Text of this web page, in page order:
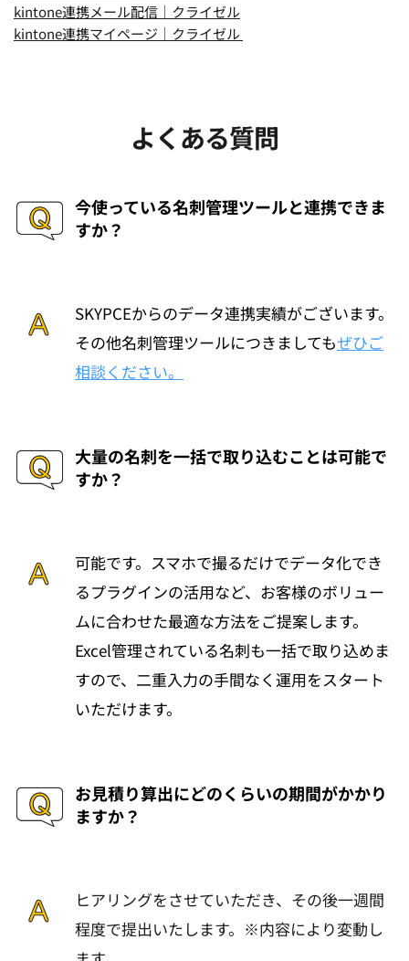
kintone連携メール配信｜クライゼル
kintone連携マイページ｜クライゼル
よくある質問
今使っている名刺管理ツールと連携できま
すか？
SKYPCEからのデータ連携実績がございます。
その他名刺管理ツールにつきましてもぜひご
相談ください。
大量の名刺を一括で取り込むことは可能で
すか？
可能です。スマホで撮るだけでデータ化でき
るプラグインの活用など、お客様のボリュー
ムに合わせた最適な方法をご提案します。
Excel管理されている名刺も一括で取り込めま
すので、二重入力の手間なく運用をスタート
いただけます。
お見積り算出にどのくらいの期間がかかり
ますか？
ヒアリングをさせていただき、その後一週間
程度で提出いたします。※内容により変動し